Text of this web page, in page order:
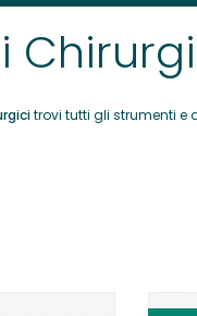
trovi tutti gli strumenti e